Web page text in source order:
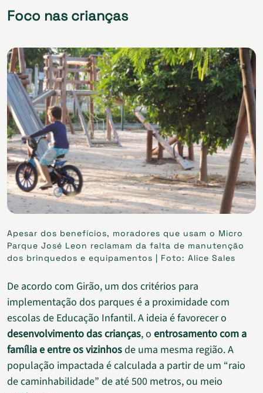
Foco nas crianças
Apesar dos benefícios, moradores que usam o Micro
Parque José Leon reclamam da falta de manutenção
dos brinquedos e equipamentos | Foto: Alice Sales
De acordo com Girão, um dos critérios para
implementação dos parques é a proximidade com
escolas de Educação Infantil. A ideia é favorecer o
desenvolvimento das crianças, o entrosamento com a
família e entre os vizinhosde uma mesma região. A
população impactada é calculada a partir de um “raio
de caminhabilidade” de até 500 metros, ou meio